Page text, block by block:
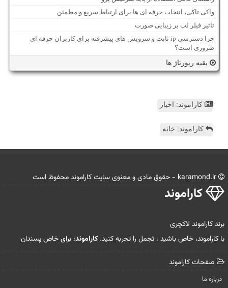
واکی تاکی، انتخاب حرفه ای ها برای ارتباط سریع و مطمئن
تاثیر فیلر لب بر زیبایی صورت
چرا دسترسی ip ثابت و سرویس های پیشرفته برای کاربران حرفه ای
ضروری است؟
بقیه رپورتاژ ها
کاراموند: اخبار
کاراموند: خانه
كاراموند
برند کاراموند لاکچری
با کاراموند، خاص باشید ، تجمل را تجربه کنید. کاراموند: برای خاص پسندان
صفحات كاراموند
درباره ما